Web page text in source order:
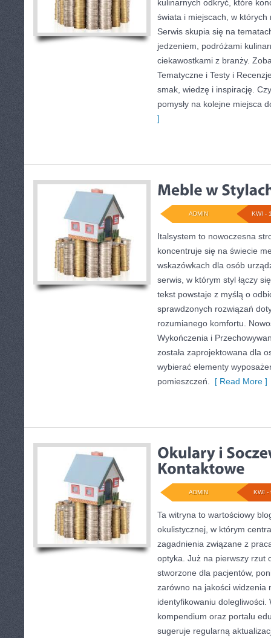
kulinarnych odkryć, które
świata i miejscach, w
Serwis skupia się na
jedzeniem, podróżami
ciekawostkami z branży.
Tematyczne i Testy i
smak, wiedzę i inspirację.
pomysły na kolejne miejsca
]
KWI -
ADMIN
Italsystem to nowoczesna
koncentruje się na świecie
wskazówkach dla osób
serwis, w którym styl łączy
tekst powstaje z myślą o
sprawdzonych rozwiązań
rozumianego komfortu.
Wykończenia i
została zaprojektowana dla
wybierać elementy
pomieszczeń.
[ Read More ]
KWI -
ADMIN
Ta witryna to wartościowy
okulistycznej, w którym
zagadnienia związane z
optyka. Już na pierwszy rzut
stworzone dla pacjentów,
zarówno na jakości widzenia
identyfikowaniu dolegliwości.
kompendium oraz portalu
sugeruje regularną